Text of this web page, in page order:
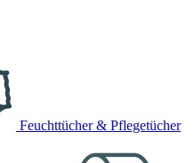
Feuchttücher & Pflegetücher